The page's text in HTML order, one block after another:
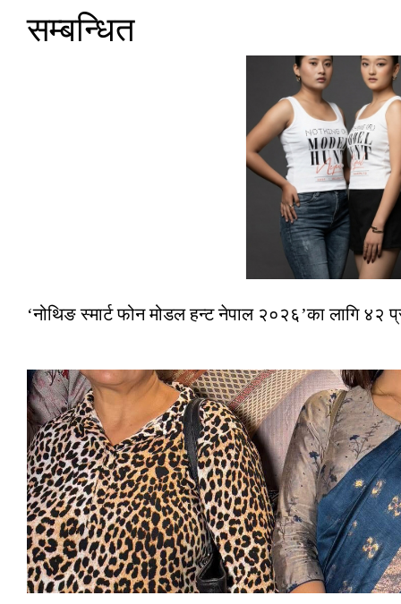
सम्बन्धित
‘नोथिङ स्मार्ट फोन मोडल हन्ट नेपाल २०२६’का लागि ४२